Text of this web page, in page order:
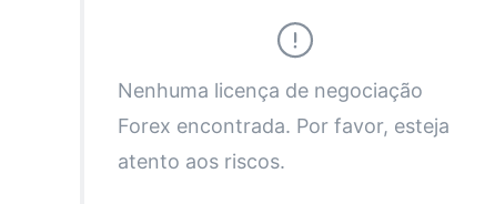
5
6
Nenhuma licença de negociação
Forex encontrada. Por favor, esteja
atento aos riscos.